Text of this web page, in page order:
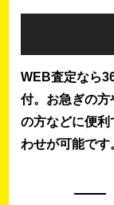
WEB査定なら
付。お急ぎの
の方などに便
わせが可能です